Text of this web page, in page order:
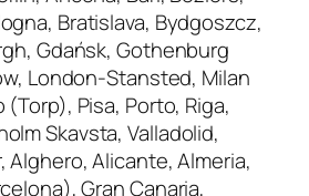
Bratislava, Bydgoszcz,
Gdańsk, Gothenburg
London-Stansted, Milan
Pisa, Porto, Riga,
Skavsta, Valladolid,
Alghero, Alicante, Almeria,
Gran Canaria,